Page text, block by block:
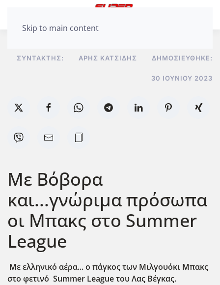
Skip to main content
ΣΥΝΤΆΚΤΗΣ: ΆΡΗΣ ΚΑΤΣΊΔΗΣ ΔΗΜΟΣΙΕΎΘΗΚΕ:
30 ΙΟΥΝΊΟΥ 2023
Με Βόβορα
και...γνώριμα πρόσωπα
οι Μπακς στο Summer
League
Με ελληνικό αέρα... ο πάγκος των Μιλγουόκι Μπακς
στο φετινό Summer League του Λας Βέγκας.